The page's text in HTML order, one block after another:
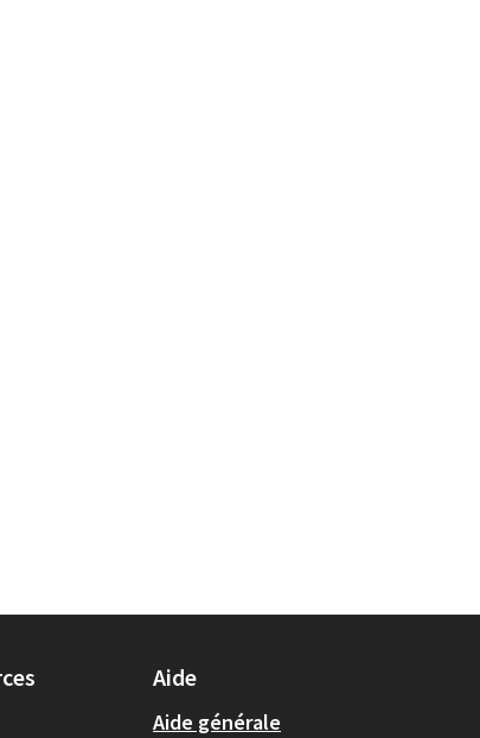
: 9e arrondissement
Aide
Aide générale